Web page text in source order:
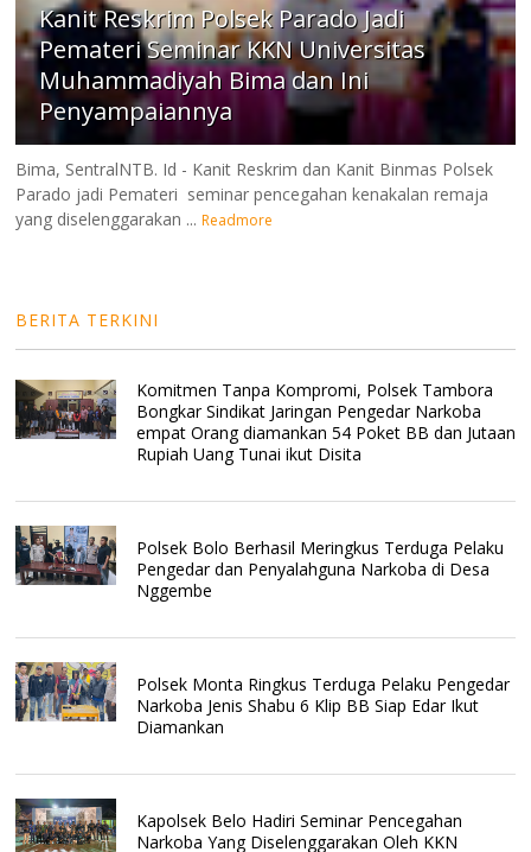
Kanit Reskrim Polsek Parado Jadi
Pemateri Seminar KKN Universitas
Muhammadiyah Bima dan Ini
Penyampaiannya
Bima, SentralNTB. Id - Kanit Reskrim dan Kanit Binmas Polsek
Parado jadi Pemateri seminar pencegahan kenakalan remaja
yang diselenggarakan ... Readmore
BERITA TERKINI
Komitmen Tanpa Kompromi, Polsek Tambora
Bongkar Sindikat Jaringan Pengedar Narkoba
empat Orang diamankan 54 Poket BB dan Jutaan
Rupiah Uang Tunai ikut Disita
Polsek Bolo Berhasil Meringkus Terduga Pelaku
Pengedar dan Penyalahguna Narkoba di Desa
Nggembe
Polsek Monta Ringkus Terduga Pelaku Pengedar
Narkoba Jenis Shabu 6 Klip BB Siap Edar Ikut
Diamankan
Kapolsek Belo Hadiri Seminar Pencegahan
Narkoba Yang Diselenggarakan Oleh KKN